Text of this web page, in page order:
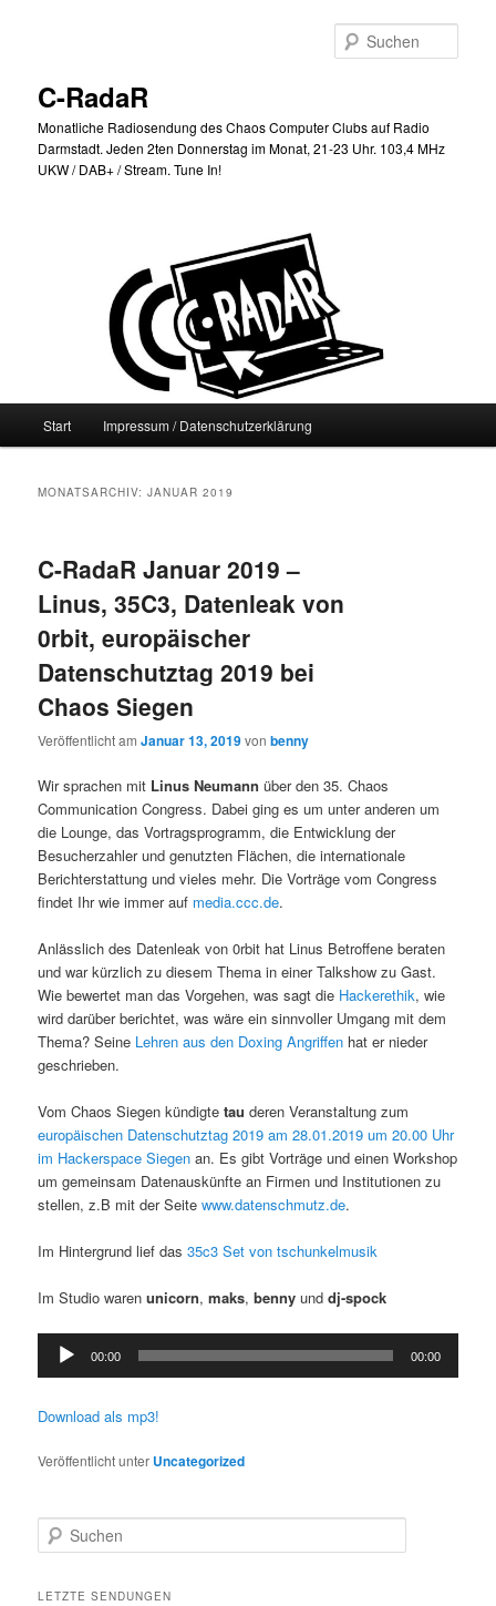
C-RadaR
Monatliche Radiosendung des Chaos Computer Clubs auf Radio
Darmstadt. Jeden 2ten Donnerstag im Monat, 21-23 Uhr. 103,4 MHz
UKW / DAB+ / Stream. Tune In!
Start Impressum / Datenschutzerklärung
MONATSARCHIV:JANUAR 2019
C-RadaR Januar 2019 –
Linus, 35C3, Datenleak von
0rbit, europäischer
Datenschutztag 2019 bei
Chaos Siegen
Veröffentlicht amJanuar 13, 2019vonbenny
Wir sprachen mit Linus Neumann über den 35. Chaos
Communication Congress. Dabei ging es um unter anderen um
die Lounge, das Vortragsprogramm, die Entwicklung der
Besucherzahler und genutzten Flächen, die internationale
Berichterstattung und vieles mehr. Die Vorträge vom Congress
findet Ihr wie immer auf media.ccc.de.
Anlässlich des Datenleak von 0rbit hat Linus Betroffene beraten
und war kürzlich zu diesem Thema in einer Talkshow zu Gast.
Wie bewertet man das Vorgehen, was sagt die Hackerethik, wie
wird darüber berichtet, was wäre ein sinnvoller Umgang mit dem
Thema? Seine Lehren aus den Doxing Angriffen hat er nieder
geschrieben.
Vom Chaos Siegen kündigtetau deren Veranstaltung zum
europäischen Datenschutztag 2019 am 28.01.2019 um 20.00 Uhr
im Hackerspace Siegen an. Es gibt Vorträge und einen Workshop
um gemeinsam Datenauskünfte an Firmen und Institutionen zu
stellen, z.B mit der Seitewww.datenschmutz.de.
Im Hintergrund lief das35c3 Set von tschunkelmusik
Im Studio warenunicorn,maks,benny unddj-spock
Audio-
Player
00:00 00:00
Download als mp3!
Veröffentlicht unter Uncategorized
u
hLETZTE SENDUNGEN